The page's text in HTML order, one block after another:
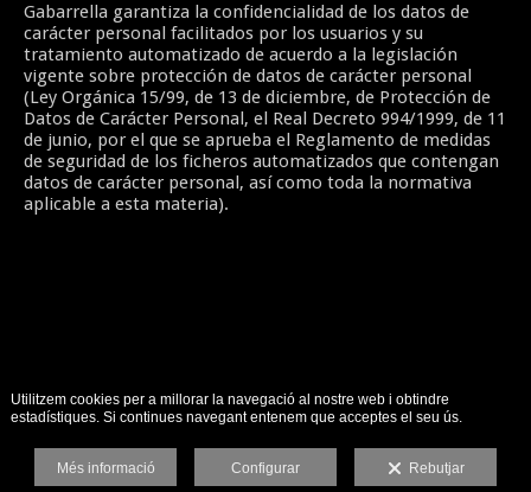
Gabarrella garantiza la confidencialidad de los datos de
carácter personal facilitados por los usuarios y su
tratamiento automatizado de acuerdo a la legislación
vigente sobre protección de datos de carácter personal
(Ley Orgánica 15/99, de 13 de diciembre, de Protección de
Datos de Carácter Personal, el Real Decreto 994/1999, de 11
de junio, por el que se aprueba el Reglamento de medidas
de seguridad de los ficheros automatizados que contengan
datos de carácter personal, así como toda la normativa
aplicable a esta materia).
Utilitzem cookies per a millorar la navegació al nostre web i obtindre
estadístiques. Si continues navegant entenem que acceptes el seu ús.
Més informació Configurar Rebutjar